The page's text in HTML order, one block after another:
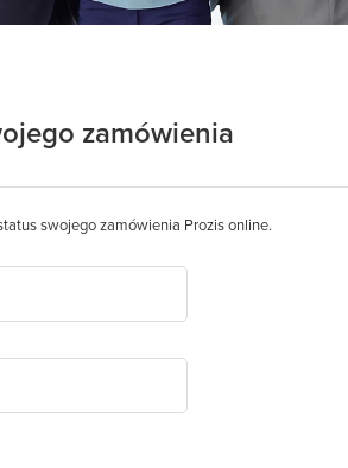
zamówienia
swojego zamówienia Prozis online.